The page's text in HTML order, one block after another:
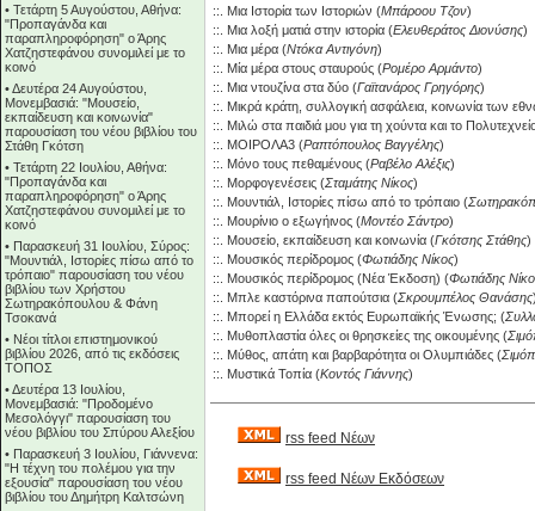
• Τετάρτη 5 Αυγούστου, Αθήνα:
"Προπαγάνδα και
παραπληροφόρηση" ο Άρης
Χατζηστεφάνου συνομιλεί με το
κοινό
•Δευτέρα 24 Αυγούστου,
Μονεμβασιά: "Μουσείο,
εκπαίδευση και κοινωνία"
παρουσίαση του νέου βιβλίου του
Στάθη Γκότση
• Τετάρτη 22 Ιουλίου, Αθήνα:
"Προπαγάνδα και
παραπληροφόρηση" ο Άρης
Χατζηστεφάνου συνομιλεί με το
κοινό
• Παρασκευή 31 Ιουλίου, Σύρος:
"Μουντιάλ, Ιστορίες πίσω από το
τρόπαιο" παρουσίαση του νέου
βιβλίου των Χρήστου
Σωτηρακόπουλου & Φάνη
Τσοκανά
• Νέοι τίτλοι επιστημονικού
βιβλίου 2026, από τις εκδόσεις
ΤΟΠΟΣ
•Δευτέρα 13 Ιουλίου,
Μονεμβασιά: "Προδομένο
Μεσολόγγι" παρουσίαση του
νέου βιβλίου του Σπύρου Αλεξίου
• Παρασκευή 3 Ιουλίου, Γιάννενα:
"Η τέχνη του πολέμου για την
εξουσία" παρουσίαση του νέου
βιβλίου του Δημήτρη Καλτσώνη
::. Μια Ιστορία των Ιστοριών (Μπάροου Τζον)
::. Μια λοξή ματιά στην ιστορία (Ελευθεράτος Διονύσης)
::. Μια μέρα (Ντόκα Αντιγόνη)
::. Μία μέρα στους σταυρούς (Ρομέρο Αρμάντο)
::. Μια ντουζίνα στα δύο (Γαϊτανάρος Γρηγόρης)
::. Μικρά κράτη, συλλογική ασφάλεια, κοινωνία των
::. Μιλώ στα παιδιά μου για τη χούντα και το
::. ΜΟΙΡΟΛΑ3 (Ραπτόπουλος Βαγγέλης)
::. Μόνο τους πεθαμένους (Ραβέλο Αλέξις)
::. Μορφογενέσεις (Σταμάτης Νίκος)
::. Μουντιάλ, Ιστορίες πίσω από το τρόπαιο (
::. Μουρίνιο ο εξωγήινος (Μοντέο Σάντρο)
::. Μουσείο, εκπαίδευση και κοινωνία (Γκότσης Στάθης)
::. Μουσικός περίδρομος (Φωτιάδης Νίκος)
::. Μουσικός περίδρομος (Νέα Έκδοση) (Φωτιάδης
::. Μπλε καστόρινα παπούτσια (Σκρουμπέλος Θανάσης
::. Μπορεί η Ελλάδα εκτός Ευρωπαϊκής Ένωσης; (
::. Μυθοπλαστία όλες οι θρησκείες της οικουμένης (
::. Μύθος, απάτη και βαρβαρότητα οι Ολυμπιάδες (
::. Μυστικά Τοπία (Κοντός Γιάννης)
rss feed Νέων
rss feed Νέων Εκδόσεων